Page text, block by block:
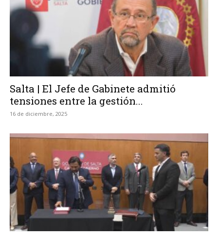
Salta | El Jefe de Gabinete admitió
tensiones entre la gestión...
16 de diciembre, 2025